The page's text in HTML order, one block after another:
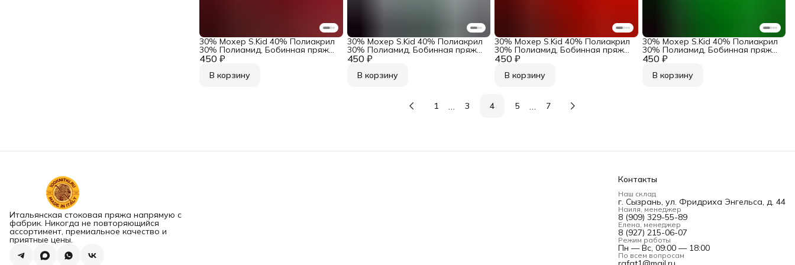
450 ₽
30% Мохер S.Kid 40% Полиакрил
30% Полиамид, Бобинная пряжа
из Италии Ecafil Art. Virginia
В корзину
450 ₽
30% Мохер S.Kid 40% Полиакрил
30% Полиамид, Бобинная пряжа
из Италии Ecafil Art. Virginia
В корзину
450 ₽
30% Мохер S.Kid 40% Полиакрил
30% Полиамид, Бобинная пряжа
из Италии Ecafil Art. Virginia
В корзину
450 ₽
30% Мохер S.Kid 40% Полиакрил
30% Полиамид, Бобинная пряжа
из Италии Ecafil Art. Virginia Яркий
В корзину
1 … 3 4 5 … 7
Итальянская стоковая пряжа напрямую с
фабрик. Никогда не повторяющийся
ассортимент, премиальное качество и
приятные цены.
Контакты
Наш склад
г. Сызрань, ул. Фридриха Энгельса, д. 44
Наиля, менеджер
8 (909) 329-55-89
Елена, менеджер
8 (927) 215-06-07
Режим работы
Пн — Вс, 09:00 — 18:00
По всем вопросам